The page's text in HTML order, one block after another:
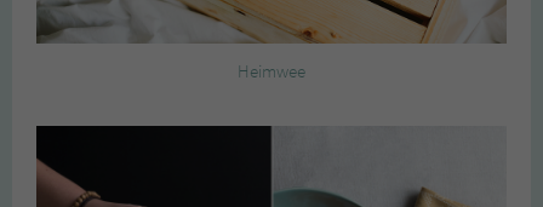
Heimwee